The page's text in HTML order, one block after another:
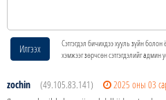
Илгээх
Сэтгэгдэл бичихдээ хууль зүйн болон
хэмжээг зөрчсөн сэтгэгдэлийг админ
zochin (49.105.83.141)
2025 оны 03